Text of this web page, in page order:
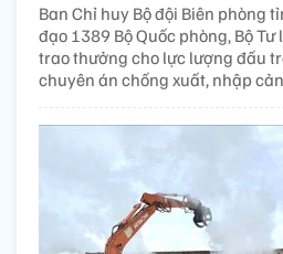
Ban Chỉ huy Bộ đội Biên phòng
đạo 1389 Bộ Quốc phòng, Bộ
trao thưởng cho lực lượng đấu
chuyên án chống xuất, nhập